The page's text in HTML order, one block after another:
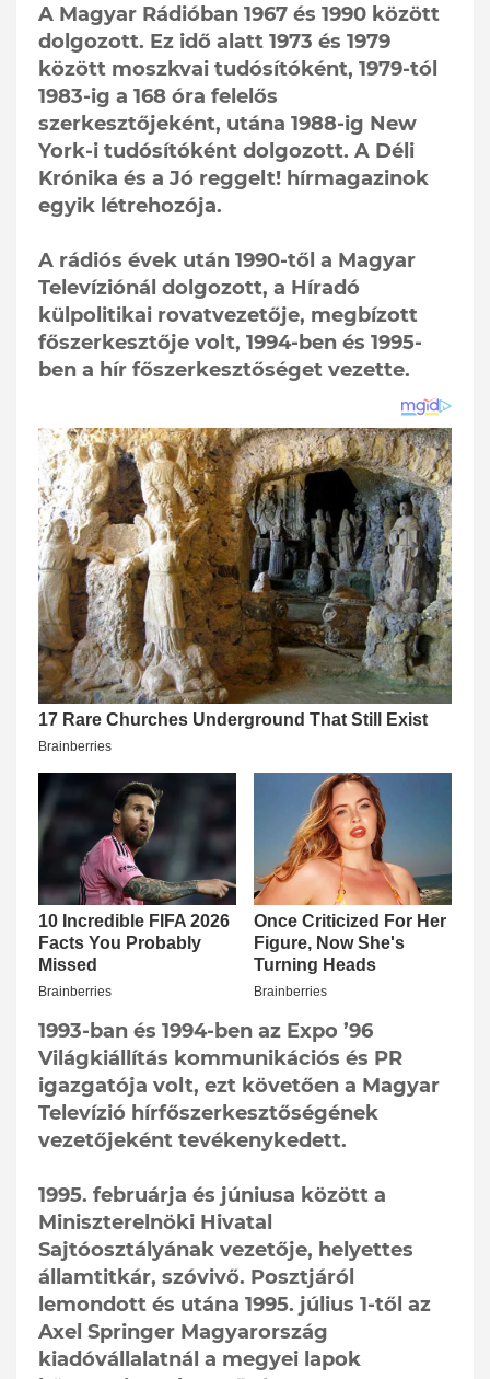
A Magyar Rádióban 1967 és 1990 között
dolgozott. Ez idő alatt 1973 és 1979
között moszkvai tudósítóként, 1979-tól
1983-ig a 168 óra felelős
szerkesztőjeként, utána 1988-ig New
York-i tudósítóként dolgozott. A Déli
Krónika és a Jó reggelt! hírmagazinok
egyik létrehozója.
A rádiós évek után 1990-től a Magyar
Televíziónál dolgozott, a Híradó
külpolitikai rovatvezetője, megbízott
főszerkesztője volt, 1994-ben és 1995-
ben a hír főszerkesztőséget vezette.
1993-ban és 1994-ben az Expo ’96
Világkiállítás kommunikációs és PR
igazgatója volt, ezt követően a Magyar
Televízió hírfőszerkesztőségének
vezetőjeként tevékenykedett.
1995. februárja és júniusa között a
Miniszterelnöki Hivatal
Sajtóosztályának vezetője, helyettes
államtitkár, szóvivő. Posztjáról
lemondott és utána 1995. július 1-től az
Axel Springer Magyarország
kiadóvállalatnál a megyei lapok